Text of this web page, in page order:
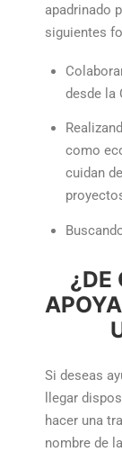
apadrinado
siguientes
desde la
como
cuidan
¿DE
Si deseas
llegar
hacer una
nombre de